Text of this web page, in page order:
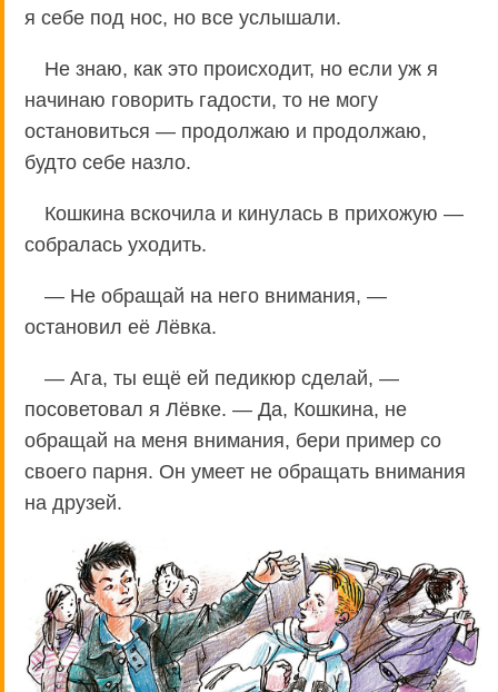
я себе под нос, но все услышали.
Не знаю, как это происходит, но если уж я
начинаю говорить гадости, то не могу
остановиться — продолжаю и продолжаю,
будто себе назло.
Кошкина вскочила и кинулась в прихожую —
собралась уходить.
— Не обращай на него внимания, —
остановил её Лёвка.
— Ага, ты ещё ей педикюр сделай, —
посоветовал я Лёвке. — Да, Кошкина, не
обращай на меня внимания, бери пример со
своего парня. Он умеет не обращать внимания
на друзей.